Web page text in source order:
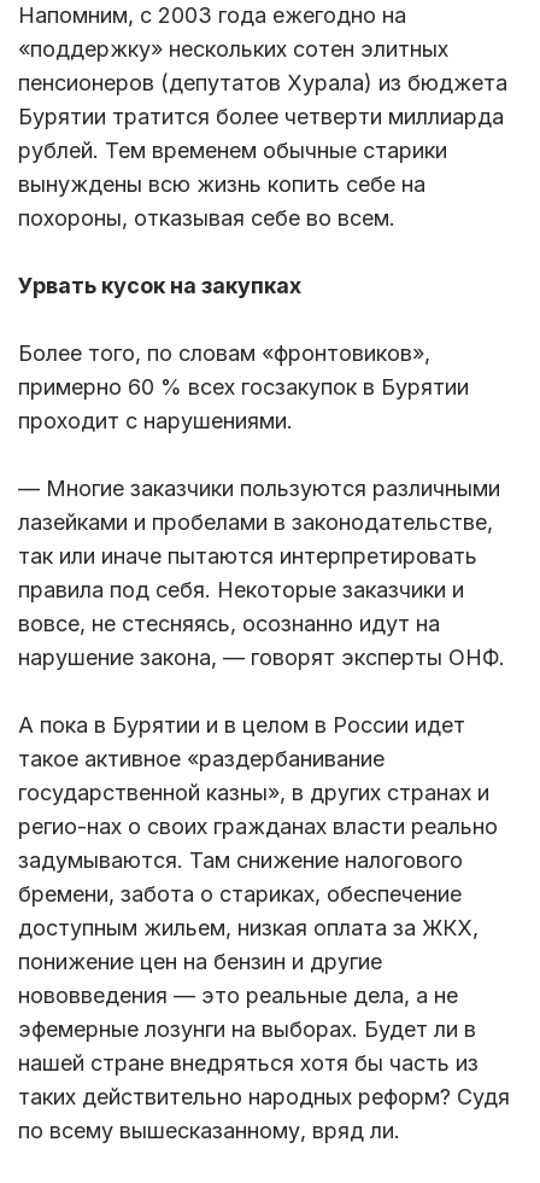
Напомним, с 2003 года ежегодно на
«поддержку» нескольких сотен элитных
пенсионеров (депутатов Хурала) из бюджета
Бурятии тратится более четверти миллиарда
рублей. Тем временем обычные старики
вынуждены всю жизнь копить себе на
похороны, отказывая себе во всем.
Урвать кусок на закупках
Более того, по словам «фронтовиков»,
примерно 60 % всех госзакупок в Бурятии
проходит с нарушениями.
— Многие заказчики пользуются различными
лазейками и пробелами в законодательстве,
так или иначе пытаются интерпретировать
правила под себя. Некоторые заказчики и
вовсе, не стесняясь, осознанно идут на
нарушение закона, — говорят эксперты ОНФ.
А пока в Бурятии и в целом в России идет
такое активное «раздербанивание
государственной казны», в других странах и
регио-нах о своих гражданах власти реально
задумываются. Там снижение налогового
бремени, забота о стариках, обеспечение
доступным жильем, низкая оплата за ЖКХ,
понижение цен на бензин и другие
нововведения — это реальные дела, а не
эфемерные лозунги на выборах. Будет ли в
нашей стране внедряться хотя бы часть из
таких действительно народных реформ? Судя
по всему вышесказанному, вряд ли.